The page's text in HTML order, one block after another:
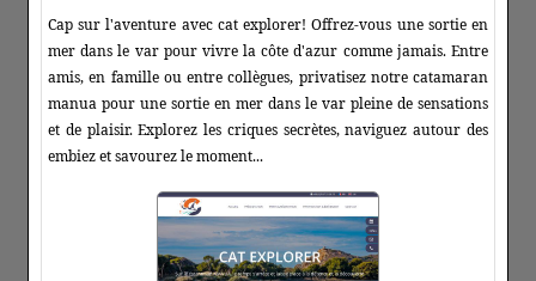
Cap sur l'aventure avec cat explorer! Offrez-vous une sortie en
mer dans le var pour vivre la côte d'azur comme jamais. Entre
amis, en famille ou entre collègues, privatisez notre catamaran
manua pour une sortie en mer dans le var pleine de sensations
et de plaisir. Explorez les criques secrètes, naviguez autour des
embiez et savourez le moment...